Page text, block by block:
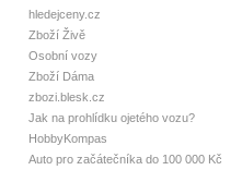
hledejceny.cz
Zboží Živě
Osobní vozy
Zboží Dáma
zbozi.blesk.cz
Jak na prohlídku ojetého vozu?
HobbyKompas
Auto pro začátečníka do 100 000 Kč